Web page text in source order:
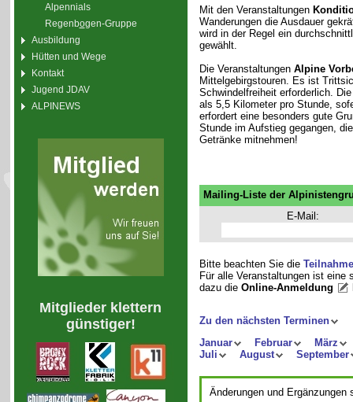
Alpennials
Regenbogen-Gruppe
Ausbildung
Hütten und Wege
Kontakt
Jugend JDAV
ALPINEWS
Mitglieder klettern
günstiger!
Mit den Veranstaltungen
Wanderungen die Ausdauer
wird in der Regel ein
gewählt.
Die Veranstaltungen Alpine
Mittelgebirgstouren. Es ist
Schwindelfreiheit erforderlich.
als 5,5 Kilometer pro Stunde,
erfordert eine besonders gute
Stunde im Aufstieg gegangen,
Getränke mitnehmen!
Mailing-Liste der
E-Mail:
Bitte beachten Sie die
Für alle Veranstaltungen ist
dazu die Online-Anmeldung
Zu den nächsten Terminen
Januar
Februar
März
Juli
August September
Änderungen und Ergänzungen